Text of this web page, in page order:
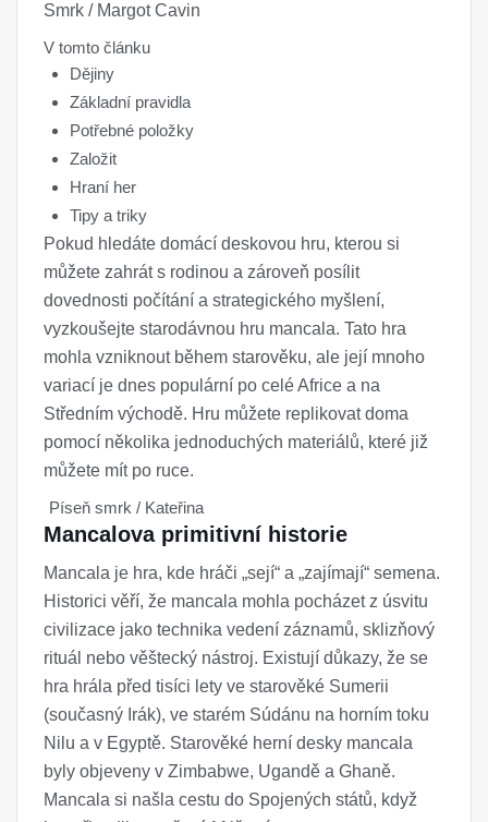
Smrk / Margot Cavin
V tomto článku
Dějiny
Základní pravidla
Potřebné položky
Založit
Hraní her
Tipy a triky
Pokud hledáte domácí deskovou hru, kterou si
můžete zahrát s rodinou a zároveň posílit
dovednosti počítání a strategického myšlení,
vyzkoušejte starodávnou hru mancala. Tato hra
mohla vzniknout během starověku, ale její mnoho
variací je dnes populární po celé Africe a na
Středním východě. Hru můžete replikovat doma
pomocí několika jednoduchých materiálů, které již
můžete mít po ruce.
Píseň smrk / Kateřina
Mancalova primitivní historie
Mancala je hra, kde hráči „sejí“ a „zajímají“ semena.
Historici věří, že mancala mohla pocházet z úsvitu
civilizace jako technika vedení záznamů, sklizňový
rituál nebo věštecký nástroj. Existují důkazy, že se
hra hrála před tisíci lety ve starověké Sumerii
(současný Irák), ve starém Súdánu na horním toku
Nilu a v Egyptě. Starověké herní desky mancala
byly objeveny v Zimbabwe, Ugandě a Ghaně.
Mancala si našla cestu do Spojených států, když